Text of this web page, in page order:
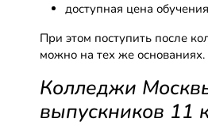
доступная цена
При этом поступить после
можно на тех же основаниях.
Колледжи
выпускников 11